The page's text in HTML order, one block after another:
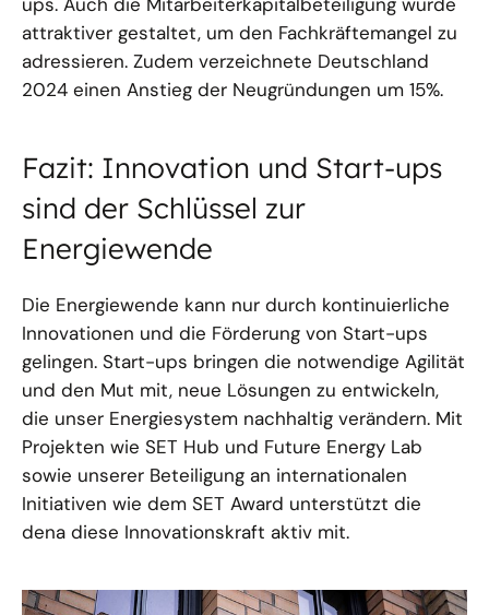
attraktiver gestaltet, um den Fachkräftemangel zu
adressieren. Zudem verzeichnete Deutschland
2024 einen Anstieg der Neugründungen um 15%.
Fazit: Innovation und Start-ups
sind der Schlüssel zur
Energiewende
Die Energiewende kann nur durch kontinuierliche
Innovationen und die Förderung von Start-ups
gelingen. Start-ups bringen die notwendige Agilität
und den Mut mit, neue Lösungen zu entwickeln,
die unser Energiesystem nachhaltig verändern. Mit
Projekten wie SET Hub und Future Energy Lab
sowie unserer Beteiligung an internationalen
Initiativen wie dem SET Award unterstützt die
dena diese Innovationskraft aktiv mit.